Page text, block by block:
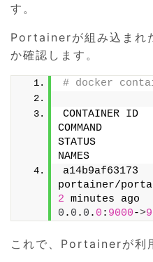
す。
Portainerが組み込まれ
か確認します。
# docker
CONTAINER
COMMAND
STATUS
NAMES
a14b9af63173
portainer/
2 minutes ago
0 . 0 . 0 . 0 : 9000->
これで、Portainerが利